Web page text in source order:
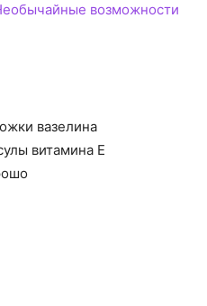
возможности
вазелина
витамина Е